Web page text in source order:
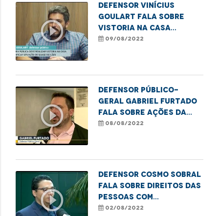
play_circle_outline
Defensor Vinícius
Goulart fala sobre
vistoria na Casa
Camélia Rosa
09/08/2022
play_circle_outline
Defensor Público-
Geral Gabriel Furtado
fala sobre ações da
Carreta dos Direitos
08/08/2022
play_circle_outline
Defensor Cosmo Sobral
fala sobre direitos das
pessoas com
deficiência em relação
02/08/2022